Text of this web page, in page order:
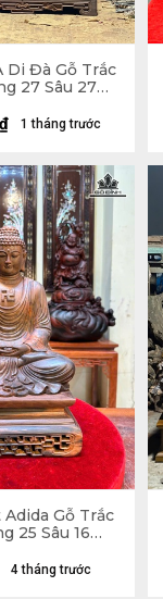
Di Đà Gỗ Trắc
27 Sâu 27
1 tháng trước
Gỗ Trắc
25 Sâu 16
4 tháng trước